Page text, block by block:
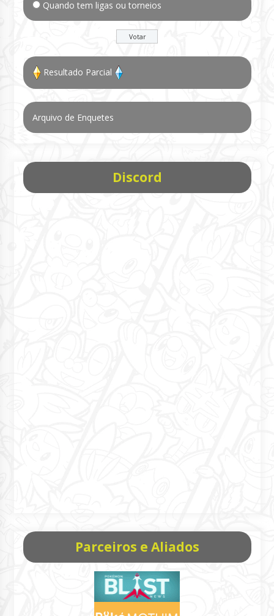
Quando tem ligas ou torneios
Resultado Parcial
Arquivo de Enquetes
Discord
Parceiros e Aliados